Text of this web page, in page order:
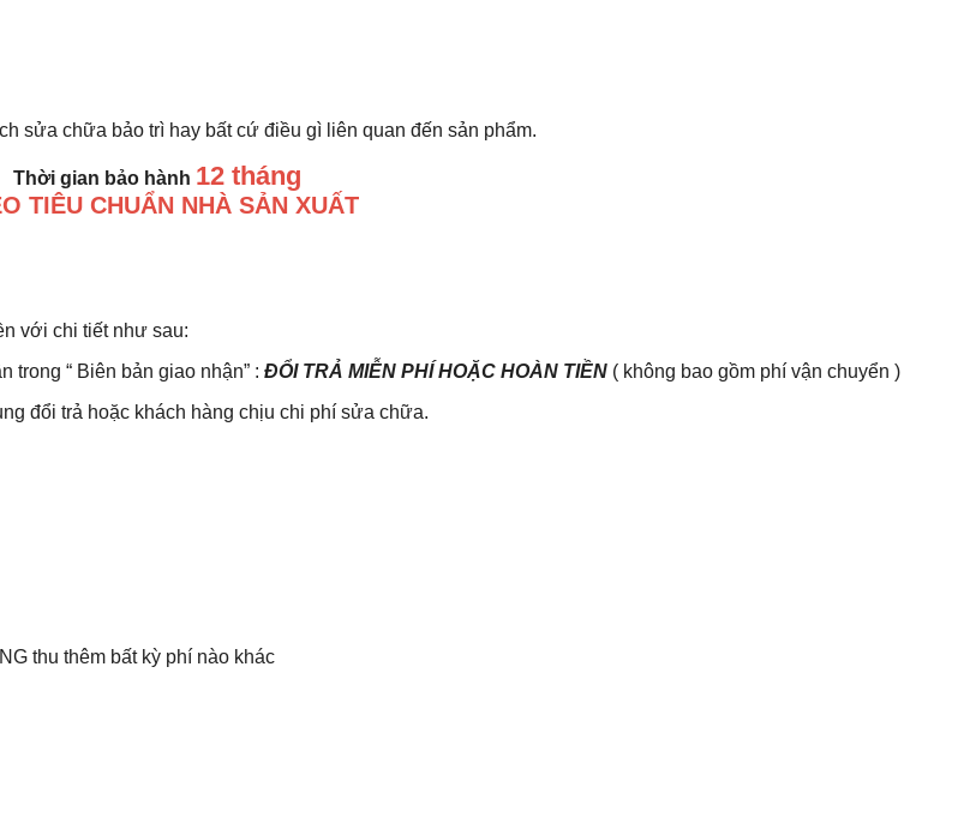
sửa chữa bảo trì hay bất cứ điều gì liên quan đến sản phẩm.
Thời gian bảo hành 12 tháng
TIÊU CHUẨN NHÀ SẢN XUẤT
với chi tiết như sau:
trong “ Biên bản giao nhận” : ĐỔI TRẢ MIỄN PHÍ HOẶC HOÀN TIỀN ( không bao gồm phí vận chuyển )
đổi trả hoặc khách hàng chịu chi phí sửa chữa.
thu thêm bất kỳ phí nào khác